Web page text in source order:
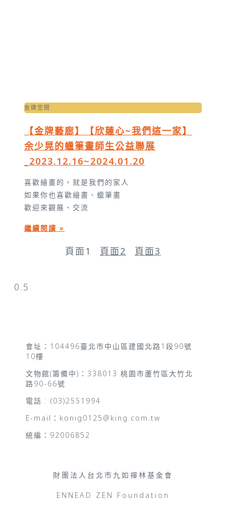
金牌空間
【金牌藝廊】【欣蓮心~我們這一家】
余少晃的蠟筆畫師生公益聯展
_2023.12.16~2024.01.20
喜歡繪畫的，就是我們的家人
如果你也喜歡繪畫、蠟筆畫
歡迎來觀展、交流
繼續閱讀 »
頁面 1 頁面2 頁面3
會址：104496臺北市中山區建國北路1段90號
10樓
文物館(籌備中)：338013 桃園市蘆竹區大竹北
路90-66號
電話 : (03)2551994
E-mail：konig0125@king.com.tw
統編：92006852
財團法人台北市九如禪林基金會
ENNEAD ZEN Foundation